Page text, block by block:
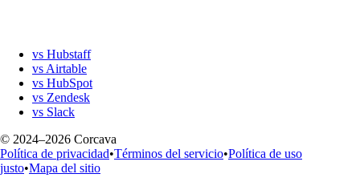
vs Hubstaff
vs Airtable
vs HubSpot
vs Zendesk
vs Slack
© 2024–2026 Corcava
Política de privacidad•Términos del servicio•Política de uso
justo•Mapa del sitio